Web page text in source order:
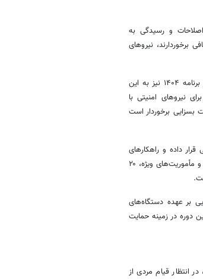
و رسیدگی به
برخوردارند، نیروهای
عضو کمیسیون امنیت ملی و سیاست خارجه مجلس شورای اسلامی ابراز می‌کند: متأسفانه در برنامه ۱۴۰۴ نیز به این
نیروهای امنیتی با
بسزایی برخوردار است
داده و راهکارهای
مناسب را در نظر بگیرد. همچنین، بر اساس قانون، حقوق نیروهای مسلح باید به دلیل مخاطرات و مأموریت‌های ویژه، ۲۰
بر عهده دستگاه‌های
دوره در زمینه حمایت
انتظار قیام مردی از